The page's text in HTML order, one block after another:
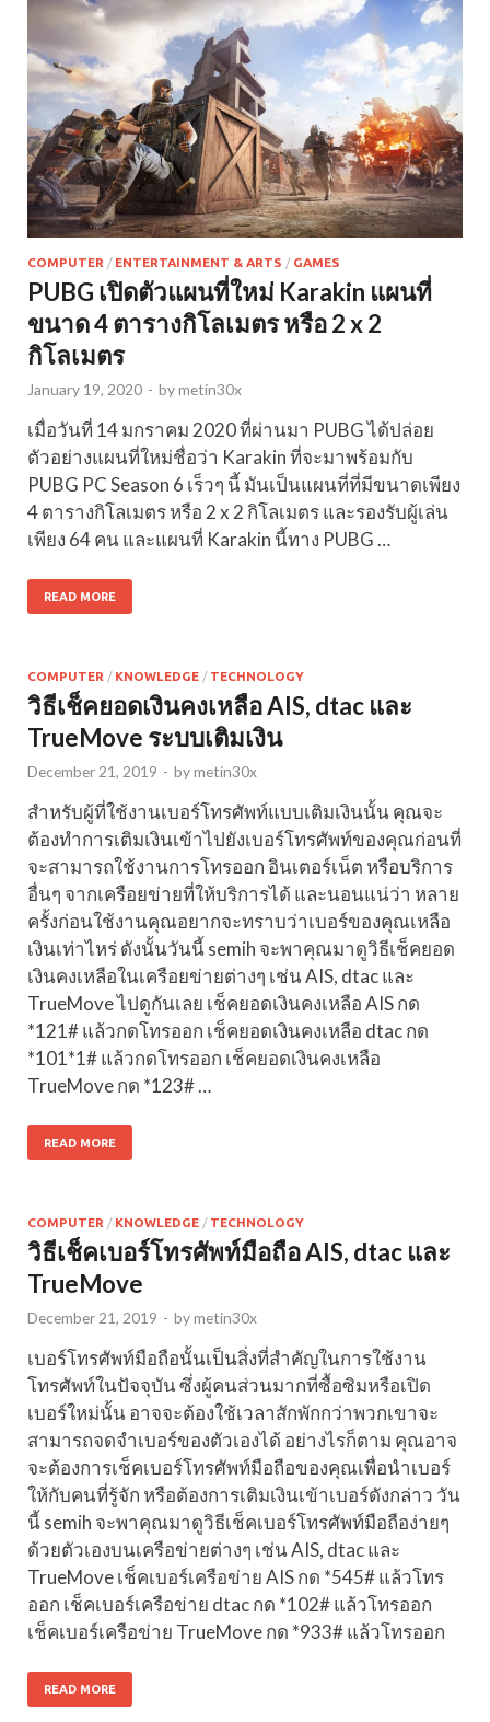
COMPUTER / ENTERTAINMENT & ARTS / GAMES
PUBG เปิดตัวแผนที่ใหม่ Karakin แผนที่
ขนาด 4 ตารางกิโลเมตร หรือ 2 x 2
กิโลเมตร
January 19, 2020 - bymetin30x
เมื่อวันที่ 14 มกราคม 2020 ที่ผ่านมา PUBG ได้ปล่อย
ตัวอย่างแผนที่ใหม่ชื่อว่า Karakin ที่จะมาพร้อมกับ
PUBG PC Season 6 เร็วๆ นี้ มันเป็นแผนที่ที่มีขนาดเพียง
4 ตารางกิโลเมตร หรือ 2 x 2 กิโลเมตร และรองรับผู้เล่น
เพียง 64 คน และแผนที่ Karakin นี้ทาง PUBG …
READ MORE
COMPUTER / KNOWLEDGE / TECHNOLOGY
วิธีเช็คยอดเงินคงเหลือ AIS, dtac และ
TrueMove ระบบเติมเงิน
December 21, 2019 - bymetin30x
สำหรับผู้ที่ใช้งานเบอร์โทรศัพท์แบบเติมเงินนั้น คุณจะ
ต้องทำการเติมเงินเข้าไปยังเบอร์โทรศัพท์ของคุณก่อนที่
จะสามารถใช้งานการโทรออก อินเตอร์เน็ต หรือบริการ
อื่นๆ จากเครือยข่ายที่ให้บริการได้ และนอนแน่ว่า หลาย
ครั้งก่อนใช้งานคุณอยากจะทราบว่าเบอร์ของคุณเหลือ
เงินเท่าไหร่ ดังนั้นวันนี้ semih จะพาคุณมาดูวิธีเช็คยอด
เงินคงเหลือในเครือยข่ายต่างๆ เช่น AIS, dtac และ
TrueMove ไปดูกันเลย เช็คยอดเงินคงเหลือ AIS กด
*121# แล้วกดโทรออก เช็คยอดเงินคงเหลือ dtac กด
*101*1# แล้วกดโทรออก เช็คยอดเงินคงเหลือ
TrueMove กด *123# …
READ MORE
COMPUTER / KNOWLEDGE / TECHNOLOGY
วิธีเช็คเบอร์โทรศัพท์มือถือ AIS, dtac และ
TrueMove
December 21, 2019 - bymetin30x
เบอร์โทรศัพท์มือถือนั้นเป็นสิ่งที่สำคัญในการใช้งาน
โทรศัพท์ในปัจจุบัน ซึ่งผู้คนส่วนมากที่ซื้อซิมหรือเปิด
เบอร์ใหม่นั้น อาจจะต้องใช้เวลาสักพักกว่าพวกเขาจะ
สามารถจดจำเบอร์ของตัวเองได้ อย่างไรก็ตาม คุณอาจ
จะต้องการเช็คเบอร์โทรศัพท์มือถือของคุณเพื่อนำเบอร์
ให้กับคนที่รู้จัก หรือต้องการเติมเงินเข้าเบอร์ดังกล่าว วัน
นี้ semih จะพาคุณมาดูวิธีเช็คเบอร์โทรศัพท์มือถือง่ายๆ
ด้วยตัวเองบนเครือข่ายต่างๆ เช่น AIS, dtac และ
TrueMove เช็คเบอร์เครือข่าย AIS กด *545# แล้วโทร
ออก เช็คเบอร์เครือข่าย dtac กด *102# แล้วโทรออก
เช็คเบอร์เครือข่าย TrueMove กด *933# แล้วโทรออก
READ MORE